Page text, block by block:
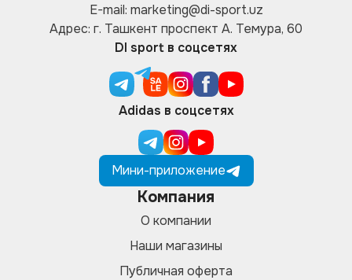
E-mail: marketing@di-sport.uz
Адрес: г. Ташкент проспект А. Темура, 60
DI sport в соцсетях
Adidas в соцсетях
Мини-приложение
Компания
О компании
Наши магазины
Публичная оферта